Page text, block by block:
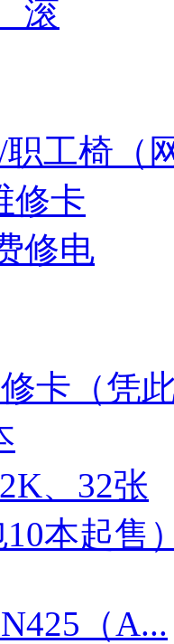
工椅（
卡（凭
（A...